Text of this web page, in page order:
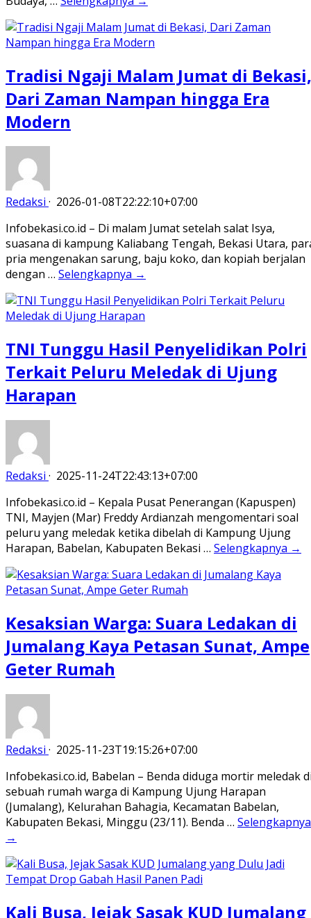
Tradisi Ngaji Malam Jumat di Bekasi,
Dari Zaman Nampan hingga Era
Modern
Redaksi · 2026-01-08T22:22:10+07:00
Infobekasi.co.id – Di malam Jumat setelah salat Isya,
suasana di kampung Kaliabang Tengah, Bekasi Utara,
pria mengenakan sarung, baju koko, dan kopiah berjalan
dengan … Selengkapnya →
TNI Tunggu Hasil Penyelidikan Polri
Terkait Peluru Meledak di Ujung
Harapan
Redaksi · 2025-11-24T22:43:13+07:00
Infobekasi.co.id – Kepala Pusat Penerangan (Kapuspen)
TNI, Mayjen (Mar) Freddy Ardianzah mengomentari soal
peluru yang meledak ketika dibelah di Kampung Ujung
Harapan, Babelan, Kabupaten Bekasi … Selengkapnya →
Kesaksian Warga: Suara Ledakan di
Jumalang Kaya Petasan Sunat, Ampe
Geter Rumah
Redaksi · 2025-11-23T19:15:26+07:00
Infobekasi.co.id, Babelan – Benda diduga mortir meledak
sebuah rumah warga di Kampung Ujung Harapan
(Jumalang), Kelurahan Bahagia, Kecamatan Babelan,
Kabupaten Bekasi, Minggu (23/11). Benda … Selengkapnya
→
Kali Busa, Jejak Sasak KUD Jumalang